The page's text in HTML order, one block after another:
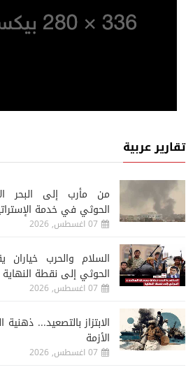
تلفزيون
05 اغسطس, 2026
تقارير عربية
من مأرب إلى البحر
الحوثي في خدمة
07 اغسطس, 2026
السلام والحرب خياران
الحوثي إلى نقطة النهاية
07 اغسطس, 2026
الابتزاز بالتصعيد...
الأزمة
07 اغسطس, 2026